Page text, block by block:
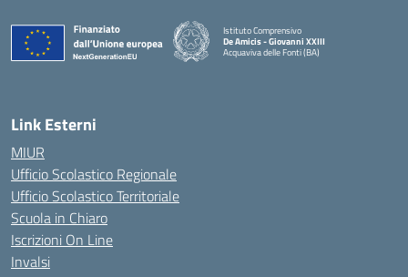
Istituto Comprensivo
De Amicis - Giovanni XXIII
Acquaviva delle Fonti (BA)
— Visita la pagina iniziale della scuola
Link Esterni
MIUR
Ufficio Scolastico Regionale
Ufficio Scolastico Territoriale
Scuola in Chiaro
Iscrizioni On Line
Invalsi